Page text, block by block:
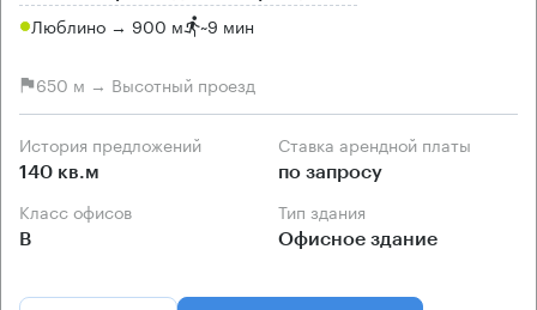
Люблино → 900 м ~9 мин
650 м → Высотный проезд
История предложений
140 кв.м
Ставка арендной платы
по запросу
Класс офисов
B
Тип здания
Офисное здание